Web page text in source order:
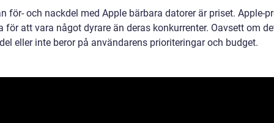
för- och nackdel med Apple bärbara datorer är priset. Apple-
för att vara något dyrare än deras konkurrenter. Oavsett om
eller inte beror på användarens prioriteringar och budget.